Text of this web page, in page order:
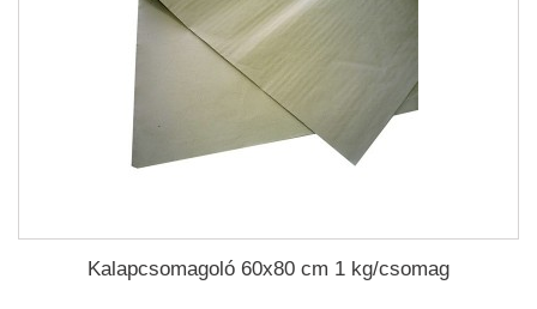
Kalapcsomagoló 60x80 cm 1 kg/csomag